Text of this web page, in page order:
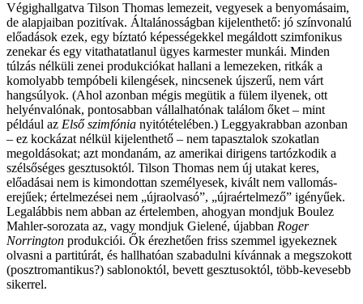
Végighallgatva Tilson Thomas lemezeit, vegyesek a benyomásaim,
de alapjaiban pozitívak. Általánosságban kijelenthető: jó színvonalú
előadások ezek, egy bíztató képességekkel megáldott szimfonikus
zenekar és egy vitathatatlanul ügyes karmester munkái. Minden
túlzás nélküli zenei produkciókat hallani a lemezeken, ritkák a
komolyabb tempóbeli kilengések, nincsenek újszerű, nem várt
hangsúlyok. (Ahol azonban mégis megütik a fülem ilyenek, ott
helyénvalónak, pontosabban vállalhatónak találom őket – mint
például az Első szimfónia nyitótételében.) Leggyakrabban azonban
– ez kockázat nélkül kijelenthető – nem tapasztalok szokatlan
megoldásokat; azt mondanám, az amerikai dirigens tartózkodik a
szélsőséges gesztusoktól. Tilson Thomas nem új utakat keres,
előadásai nem is kimondottan személyesek, kivált nem vallomás-
erejűek; értelmezései nem „újraolvasó”, „újraértelmező” igényűek.
Legalábbis nem abban az értelemben, ahogyan mondjuk Boulez
Mahler-sorozata az, vagy mondjuk Gielené, újabban Roger
Norrington produkciói. Ők érezhetően friss szemmel igyekeznek
olvasni a partitúrát, és hallhatóan szabadulni kívánnak a megszokott
(posztromantikus?) sablonoktól, bevett gesztusoktól, több-kevesebb
sikerrel.